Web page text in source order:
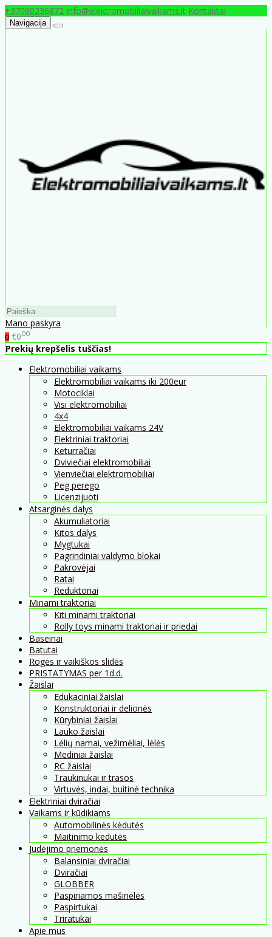
+37060236872 info@elektromobiliaivaikams.lt Kontaktai
Navigacija
Mano paskyra
0 €000
Prekių krepšelis tuščias!
Elektromobiliai vaikams
Elektromobiliai vaikams iki 200eur
Motociklai
Visi elektromobiliai
4x4
Elektromobiliai vaikams 24V
Elektriniai traktoriai
Keturračiai
Dviviečiai elektromobiliai
Vienviečiai elektromobiliai
Peg perego
Licenzijuoti
Atsarginės dalys
Akumuliatoriai
Kitos dalys
Mygtukai
Pagrindiniai valdymo blokai
Pakrovėjai
Ratai
Reduktoriai
Minami traktoriai
Kiti minami traktoriai
Rolly toys minami traktoriai ir priedai
Baseinai
Batutai
Rogės ir vaikiškos slidės
PRISTATYMAS per 1d.d.
Žaislai
Edukaciniai žaislai
Konstruktoriai ir delionės
Kūrybiniai žaislai
Lauko žaislai
Lėlių namai, vežimėliai, lėlės
Mediniai žaislai
RC žaislai
Traukinukai ir trasos
Virtuvės, indai, buitinė technika
Elektriniai dviračiai
Vaikams ir kūdikiams
Automobilinės kėdutės
Maitinimo kedutės
Judėjimo priemonės
Balansiniai dviračiai
Dviračiai
GLOBBER
Paspiriamos mašinėlės
Paspirtukai
Triratukai
Apie mus